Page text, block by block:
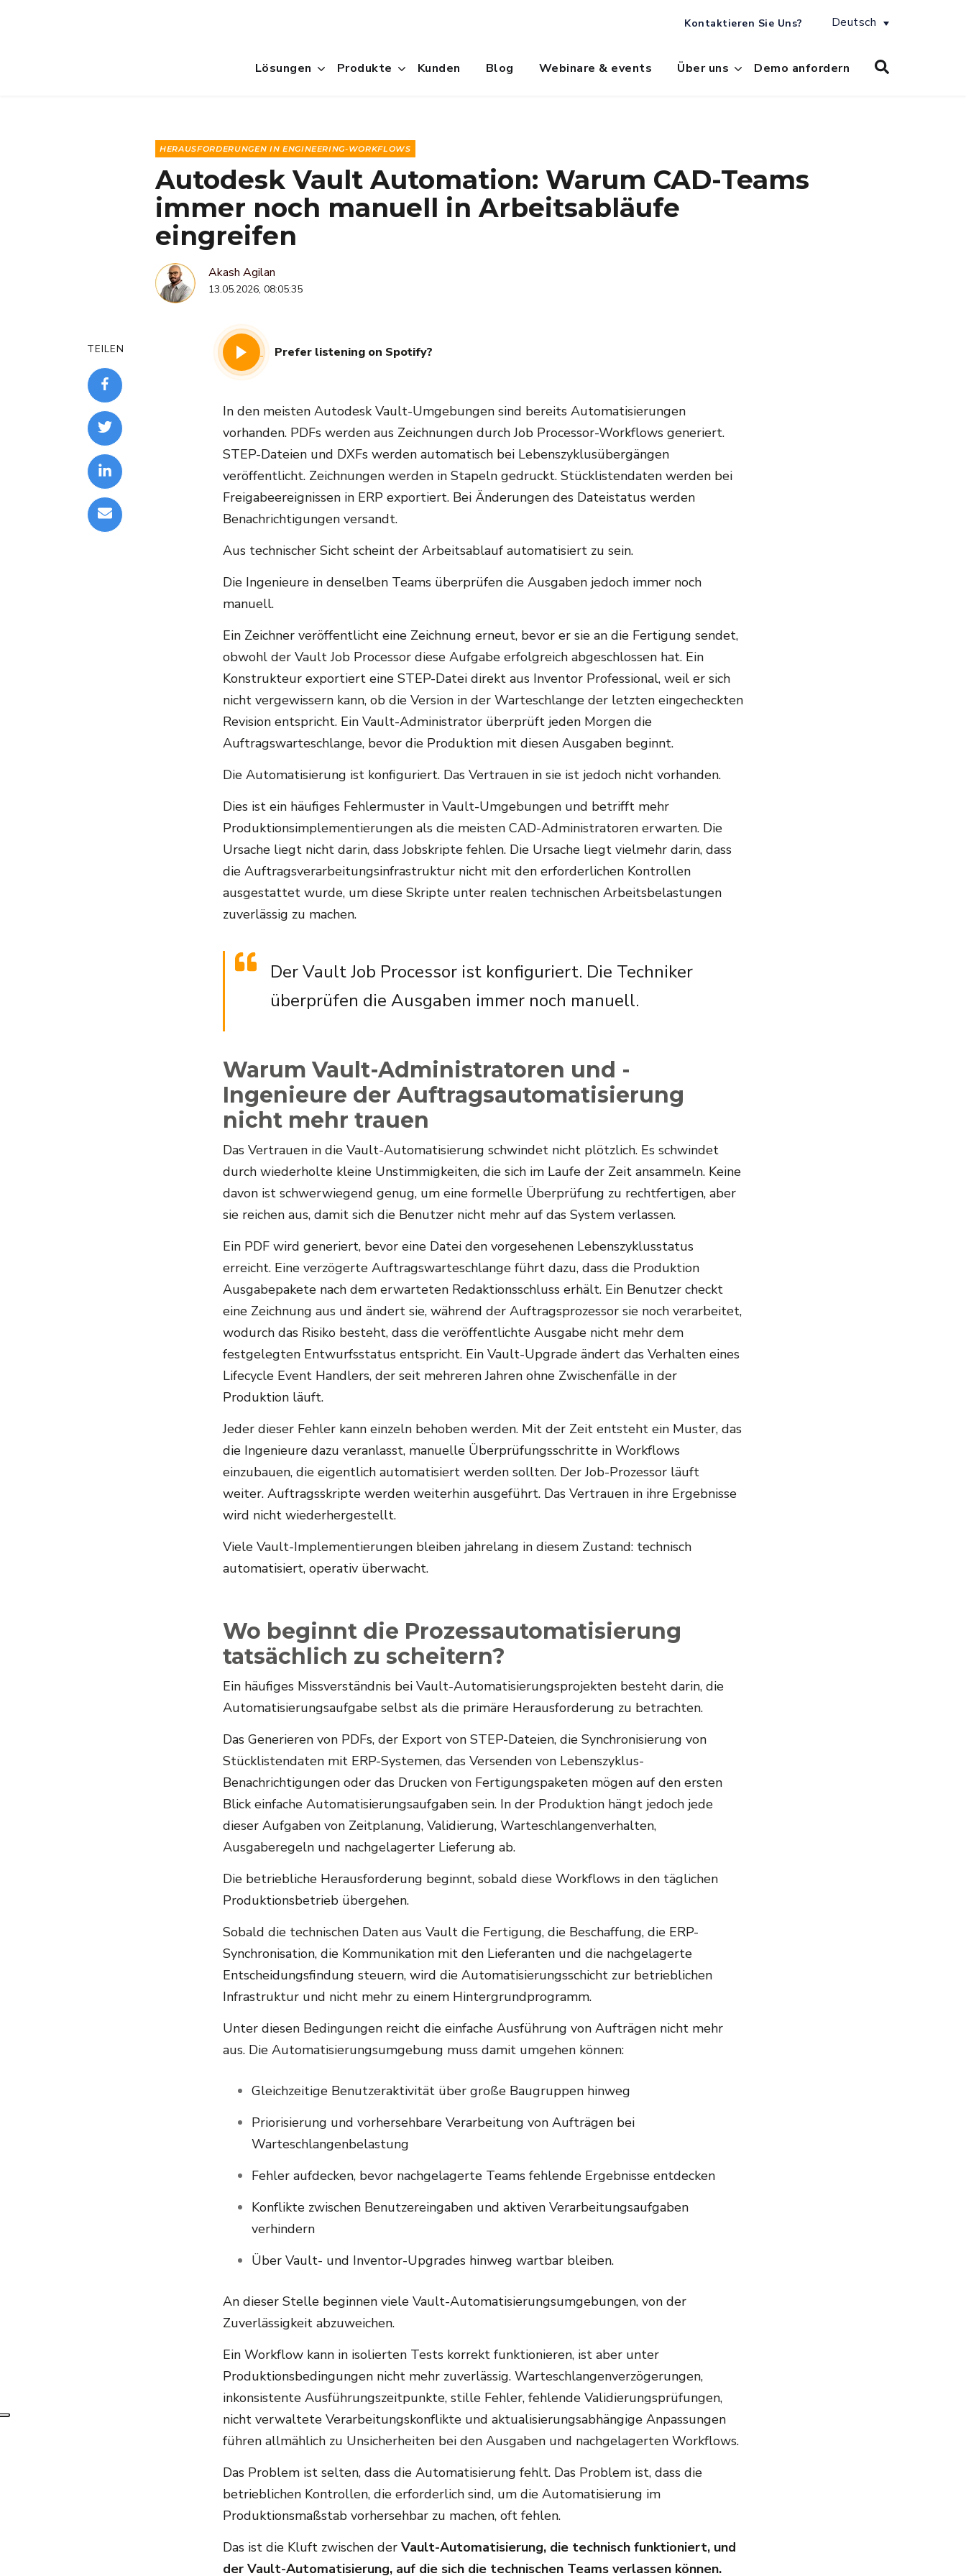
Kontaktieren Sie Uns? Deutsch
Lösungen Produkte Kunden Blog Webinare & events Über uns Demo anfordern
HERAUSFORDERUNGEN IN ENGINEERING-WORKFLOWS
Autodesk Vault Automation: Warum CAD-Teams
immer noch manuell in Arbeitsabläufe
eingreifen
Akash Agilan
13.05.2026, 08:05:35
TEILEN Prefer listening on Spotify?
In den meisten Autodesk Vault-Umgebungen sind bereits Automatisierungen
vorhanden. PDFs werden aus Zeichnungen durch Job Processor-Workflows generiert.
STEP-Dateien und DXFs werden automatisch bei Lebenszyklusübergängen
veröffentlicht. Zeichnungen werden in Stapeln gedruckt. Stücklistendaten werden bei
Freigabeereignissen in ERP exportiert. Bei Änderungen des Dateistatus werden
Benachrichtigungen versandt.
Aus technischer Sicht scheint der Arbeitsablauf automatisiert zu sein.
Die Ingenieure in denselben Teams überprüfen die Ausgaben jedoch immer noch
manuell.
Ein Zeichner veröffentlicht eine Zeichnung erneut, bevor er sie an die Fertigung sendet,
obwohl der Vault Job Processor diese Aufgabe erfolgreich abgeschlossen hat. Ein
Konstrukteur exportiert eine STEP-Datei direkt aus Inventor Professional, weil er sich
nicht vergewissern kann, ob die Version in der Warteschlange der letzten eingecheckten
Revision entspricht. Ein Vault-Administrator überprüft jeden Morgen die
Auftragswarteschlange, bevor die Produktion mit diesen Ausgaben beginnt.
Die Automatisierung ist konfiguriert. Das Vertrauen in sie ist jedoch nicht vorhanden.
Dies ist ein häufiges Fehlermuster in Vault-Umgebungen und betrifft mehr
Produktionsimplementierungen als die meisten CAD-Administratoren erwarten. Die
Ursache liegt nicht darin, dass Jobskripte fehlen. Die Ursache liegt vielmehr darin, dass
die Auftragsverarbeitungsinfrastruktur nicht mit den erforderlichen Kontrollen
ausgestattet wurde, um diese Skripte unter realen technischen Arbeitsbelastungen
zuverlässig zu machen.
Der Vault Job Processor ist konfiguriert. Die Techniker
überprüfen die Ausgaben immer noch manuell.
Warum Vault-Administratoren und -
Ingenieure der Auftragsautomatisierung
nicht mehr trauen
Das Vertrauen in die Vault-Automatisierung schwindet nicht plötzlich. Es schwindet
durch wiederholte kleine Unstimmigkeiten, die sich im Laufe der Zeit ansammeln. Keine
davon ist schwerwiegend genug, um eine formelle Überprüfung zu rechtfertigen, aber
sie reichen aus, damit sich die Benutzer nicht mehr auf das System verlassen.
Ein PDF wird generiert, bevor eine Datei den vorgesehenen Lebenszyklusstatus
erreicht. Eine verzögerte Auftragswarteschlange führt dazu, dass die Produktion
Ausgabepakete nach dem erwarteten Redaktionsschluss erhält. Ein Benutzer checkt
eine Zeichnung aus und ändert sie, während der Auftragsprozessor sie noch verarbeitet,
wodurch das Risiko besteht, dass die veröffentlichte Ausgabe nicht mehr dem
festgelegten Entwurfsstatus entspricht. Ein Vault-Upgrade ändert das Verhalten eines
Lifecycle Event Handlers, der seit mehreren Jahren ohne Zwischenfälle in der
Produktion läuft.
Jeder dieser Fehler kann einzeln behoben werden. Mit der Zeit entsteht ein Muster, das
die Ingenieure dazu veranlasst, manuelle Überprüfungsschritte in Workflows
einzubauen, die eigentlich automatisiert werden sollten. Der Job-Prozessor läuft
weiter. Auftragsskripte werden weiterhin ausgeführt. Das Vertrauen in ihre Ergebnisse
wird nicht wiederhergestellt.
Viele Vault-Implementierungen bleiben jahrelang in diesem Zustand: technisch
automatisiert, operativ überwacht.
Wo beginnt die Prozessautomatisierung
tatsächlich zu scheitern?
Ein häufiges Missverständnis bei Vault-Automatisierungsprojekten besteht darin, die
Automatisierungsaufgabe selbst als die primäre Herausforderung zu betrachten.
Das Generieren von PDFs, der Export von STEP-Dateien, die Synchronisierung von
Stücklistendaten mit ERP-Systemen, das Versenden von Lebenszyklus-
Benachrichtigungen oder das Drucken von Fertigungspaketen mögen auf den ersten
Blick einfache Automatisierungsaufgaben sein. In der Produktion hängt jedoch jede
dieser Aufgaben von Zeitplanung, Validierung, Warteschlangenverhalten,
Ausgaberegeln und nachgelagerter Lieferung ab.
Die betriebliche Herausforderung beginnt, sobald diese Workflows in den täglichen
Produktionsbetrieb übergehen.
Sobald die technischen Daten aus Vault die Fertigung, die Beschaffung, die ERP-
Synchronisation, die Kommunikation mit den Lieferanten und die nachgelagerte
Entscheidungsfindung steuern, wird die Automatisierungsschicht zur betrieblichen
Infrastruktur und nicht mehr zu einem Hintergrundprogramm.
Unter diesen Bedingungen reicht die einfache Ausführung von Aufträgen nicht mehr
aus. Die Automatisierungsumgebung muss damit umgehen können:
Gleichzeitige Benutzeraktivität über große Baugruppen hinweg
Priorisierung und vorhersehbare Verarbeitung von Aufträgen bei
Warteschlangenbelastung
Fehler aufdecken, bevor nachgelagerte Teams fehlende Ergebnisse entdecken
Konflikte zwischen Benutzereingaben und aktiven Verarbeitungsaufgaben
verhindern
Über Vault- und Inventor-Upgrades hinweg wartbar bleiben.
An dieser Stelle beginnen viele Vault-Automatisierungsumgebungen, von der
Zuverlässigkeit abzuweichen.
Ein Workflow kann in isolierten Tests korrekt funktionieren, ist aber unter
Produktionsbedingungen nicht mehr zuverlässig. Warteschlangenverzögerungen,
inkonsistente Ausführungszeitpunkte, stille Fehler, fehlende Validierungsprüfungen,
nicht verwaltete Verarbeitungskonflikte und aktualisierungsabhängige Anpassungen
führen allmählich zu Unsicherheiten bei den Ausgaben und nachgelagerten Workflows.
Das Problem ist selten, dass die Automatisierung fehlt. Das Problem ist, dass die
betrieblichen Kontrollen, die erforderlich sind, um die Automatisierung im
Produktionsmaßstab vorhersehbar zu machen, oft fehlen.
Das ist die Kluft zwischen der Vault-Automatisierung, die technisch funktioniert, und
der Vault-Automatisierung, auf die sich die technischen Teams verlassen können.